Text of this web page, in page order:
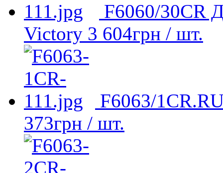
F6060/30CR
Victory 3 604грн / шт.
F6063/
373грн / шт.